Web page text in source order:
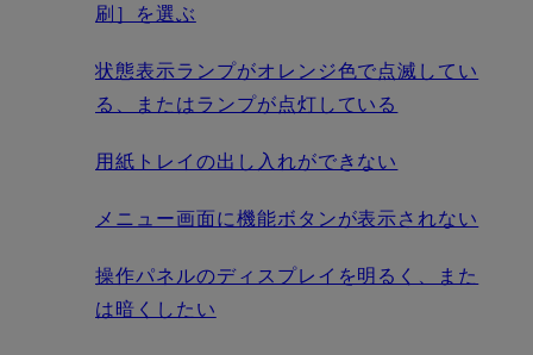
刷］を選ぶ
状態表示ランプがオレンジ色で点滅してい
る、またはランプが点灯している
用紙トレイの出し入れができない
メニュー画面に機能ボタンが表示されない
操作パネルのディスプレイを明るく、また
は暗くしたい